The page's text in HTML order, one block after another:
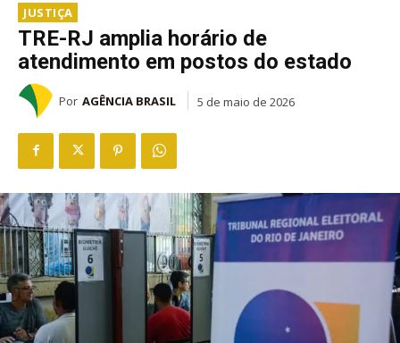
JUSTIÇA
TRE-RJ amplia horário de
atendimento em postos do estado
Por AGÊNCIA BRASIL 5 de maio de 2026